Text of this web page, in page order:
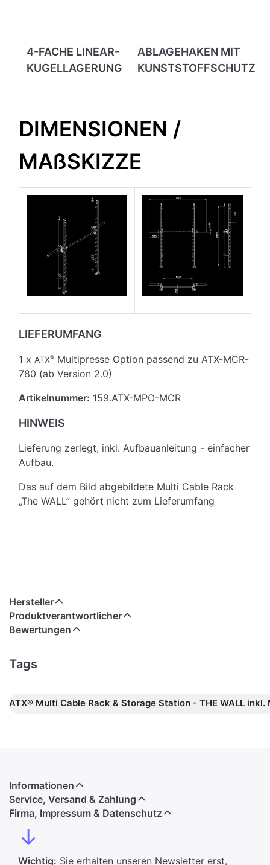
4-FACHE LINEAR-
KUGELLAGERUNG
ABLAGEHAKEN MIT
KUNSTSTOFFSCHUTZ
DIMENSIONEN /
MAßSKIZZE
LIEFERUMFANG
1 x ATX® Multipresse Option passend zu ATX-MCR-
780 (ab Version 2.0)
Artikelnummer: 159.ATX-MPO-MCR
HINWEIS
Lieferung zerlegt, inkl. Aufbauanleitung - einfacher
Aufbau.
Das auf dem Bild abgebildete Multi Cable Rack
„The WALL” gehört nicht zum Lieferumfang
Hersteller
Produktverantwortlicher
Bewertungen
Tags
ATX® Multi Cable Rack & Storage Station - THE WALL inkl.
Informationen
Service, Versand & Zahlung
Firma, Impressum & Datenschutz
↓
Wichtig: Sie erhalten unseren Newsletter erst,